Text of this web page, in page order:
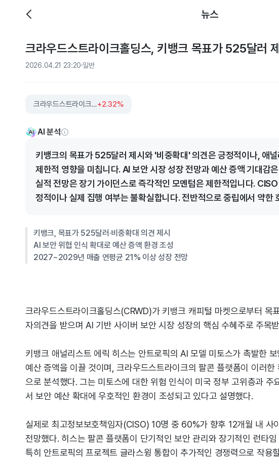
뉴스
크라우드스트라이크홀딩스, 키뱅크 목표가 525달러
2026.04.21 23:20 일반
크라우드스트라이크홀딩스+2.32%
AI 분석
키뱅크의 목표가 525달러 제시와 '비중확대' 의견은 긍정적이나, 애
제한적 영향을 미칩니다. AI 보안 시장 성장 전망과 예산 증액 기대
실적 전망은 장기 가이던스로 즉각적인 모멘텀은 제한적입니다.
정적이나 실제 집행 여부는 불확실합니다. 전반적으로 중립에서 약한
키뱅크, 목표가 525달러·비중확대 의견 제시
AI 보안 위협 인식 확대로 예산 증액 환경 조성
2027~2029년 매출 연평균 21% 이상 성장 전망
크라우드스트라이크홀딩스(CRWD)가 키뱅크 캐피털 마켓으로부터 목
자의견을 받으며 AI 기반 사이버 보안 시장 성장의 핵심 수혜주로 주목
키뱅크 애널리스트 에릭 히스는 안트로픽의 AI 모델 미토스가 촉발한
예산 증액을 이끌 것이며, 크라우드스트라이크의 팔콘 플랫폼이 이러
으로 분석했다. 그는 미토스에 대한 위험 인식이 미국 정부 고위층과 주
서 보안 예산 확대에 우호적인 환경이 조성되고 있다고 설명했다.
실제로 최고정보보호책임자(CISO) 10명 중 60%가 향후 12개월 내 사
전망했다. 히스는 팔콘 플랫폼이 단기적인 보안 관리와 장기적인 런타임
특히 안트로픽의 프로젝트 글라스윙 통합이 추가적인 경쟁력으로 작용